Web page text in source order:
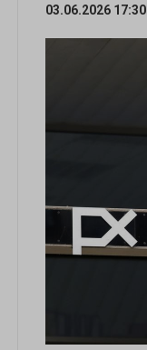
03.06.2026 17:30